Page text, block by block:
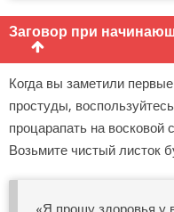
Заговор при
Когда вы заметили
простуды,
процарапать на восковой
Возьмите чистый листок